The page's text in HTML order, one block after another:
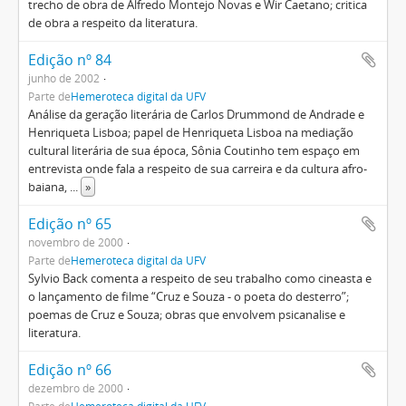
trecho de obra de Alfredo Montejo Novas e Wir Caetano; critica
de obra a respeito da literatura.
Edição nº 84
junho de 2002
Parte deHemeroteca digital da UFV
Análise da geração literária de Carlos Drummond de Andrade e
Henriqueta Lisboa; papel de Henriqueta Lisboa na mediação
cultural literária de sua época, Sônia Coutinho tem espaço em
entrevista onde fala a respeito de sua carreira e da cultura afro-
baiana, ... »
Edição nº 65
novembro de 2000
Parte deHemeroteca digital da UFV
Sylvio Back comenta a respeito de seu trabalho como cineasta e
o lançamento de filme “Cruz e Souza - o poeta do desterro”;
poemas de Cruz e Souza; obras que envolvem psicanalise e
literatura.
Edição nº 66
dezembro de 2000